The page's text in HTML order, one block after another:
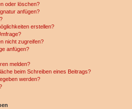
oder löschen?
anfügen?
erstellen?
nicht zugreifen?
anfügen?
melden?
beim Schreiben eines Beitrags?
werden?